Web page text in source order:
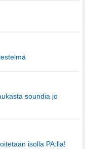
soundia jo
isolla PA:lla!